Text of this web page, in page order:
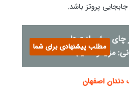
پروتز باشد.
چای بر ایمپلنت‌های
مزایا و معایب
مطلب پیشنهادی برای شما
دندان اصفهان